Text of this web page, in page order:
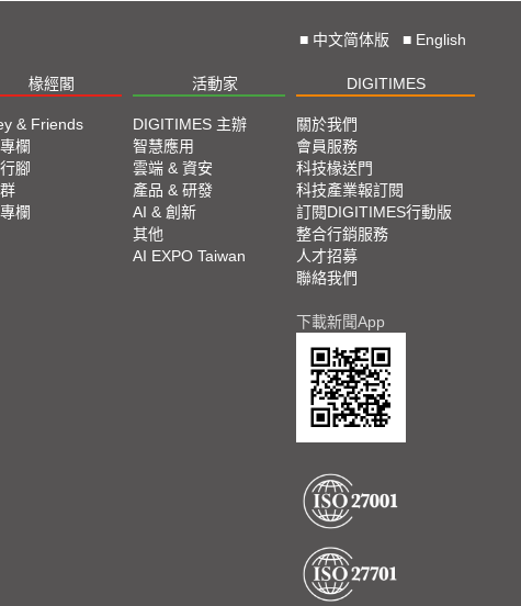
■ 中文简体版 ■ English
椽經閣 活動家 DIGITIMES
& Friends
欄
腳
欄
DIGITIMES 主辦
智慧應用
雲端 & 資安
產品 & 研發
AI & 創新
其他
AI EXPO Taiwan
關於我們
會員服務
科技椽送門
科技產業報訂閱
訂閱DIGITIMES行動版
整合行銷服務
人才招募
聯絡我們
下載新聞App